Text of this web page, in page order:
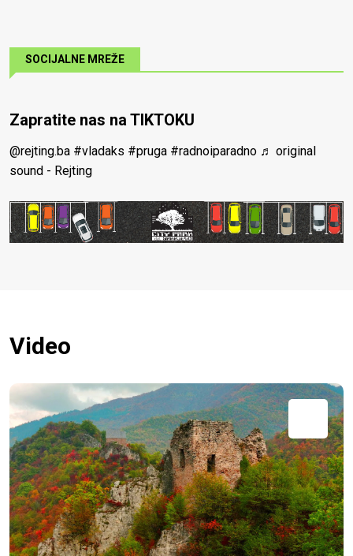
SOCIJALNE MREŽE
Zapratite nas na TIKTOKU
@rejting.ba #vladaks #pruga #radnoiparadno ♬ original
sound - Rejting
Video